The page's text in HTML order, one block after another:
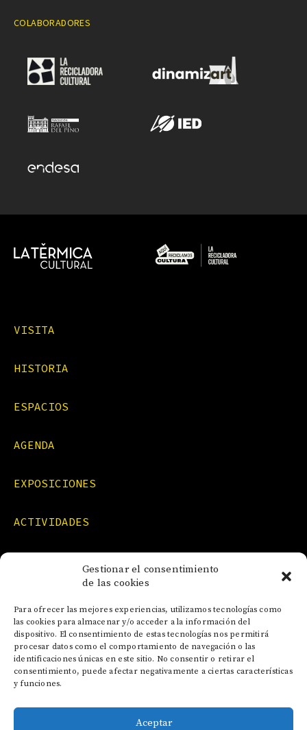
Gestionar el consentimiento
de las cookies
Para ofrecer las mejores experiencias, utilizamos tecnologías como
las cookies para almacenar y/o acceder a la información del
dispositivo. El consentimiento de estas tecnologías nos permitirá
procesar datos como el comportamiento de navegación o las
identificaciones únicas en este sitio. No consentir o retirar el
consentimiento, puede afectar negativamente a ciertas características
y funciones.
Aceptar
COLABORADORES
VISITA
HISTORIA
ESPACIOS
AGENDA
EXPOSICIONES
ACTIVIDADES
CONTACTO